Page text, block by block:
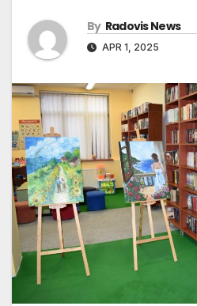
By Radovis News
APR 1, 2025